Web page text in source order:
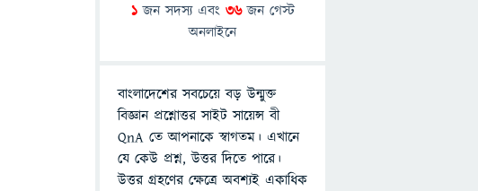
1জন সদস্য এবং 36জন গেস্ট
অনলাইনে
বাংলাদেশের সবচেয়ে বড় উন্মুক্ত
বিজ্ঞান প্রশ্নোত্তর সাইট সায়েন্স বী
QnA তে আপনাকে স্বাগতম। এখানে
যে কেউ প্রশ্ন, উত্তর দিতে পারে।
উত্তর গ্রহণের ক্ষেত্রে অবশ্যই একাধিক